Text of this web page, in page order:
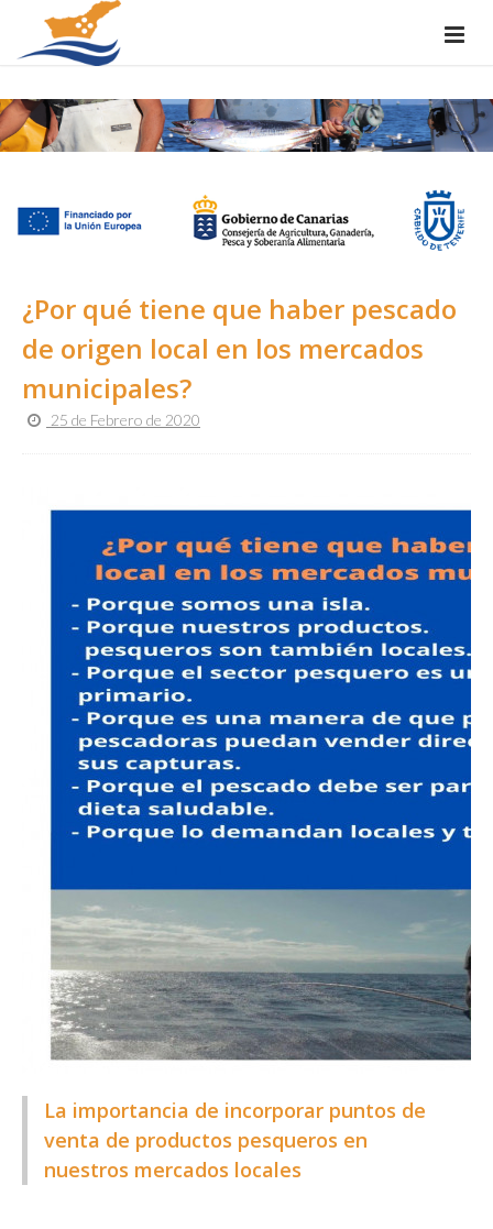
¿Por qué tiene que haber pescado
de origen local en los mercados
municipales?
25 de Febrero de 2020
La importancia de incorporar puntos de
venta de productos pesqueros en
nuestros mercados locales